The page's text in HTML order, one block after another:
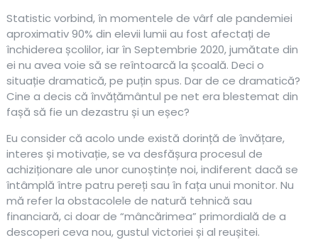
Statistic vorbind, în momentele de vârf ale pandemiei
aproximativ 90% din elevii lumii au fost afectați de
închiderea școlilor, iar în Septembrie 2020, jumătate din
ei nu avea voie să se reîntoarcă la școală. Deci o
situație dramatică, pe puțin spus. Dar de ce dramatică?
Cine a decis că învățământul pe net era blestemat din
fașă să fie un dezastru și un eșec?
Eu consider că acolo unde există dorință de învățare,
interes și motivație, se va desfășura procesul de
achiziționare ale unor cunoștințe noi, indiferent dacă se
întâmplă între patru pereți sau în fața unui monitor. Nu
mă refer la obstacolele de natură tehnică sau
financiară, ci doar de “mâncărimea” primordială de a
descoperi ceva nou, gustul victoriei și al reușitei.